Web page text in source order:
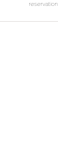
reservation